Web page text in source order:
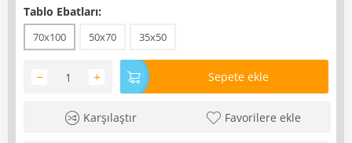
Tablo Ebatları:
70x100 50x70 35x50
+
− Sepete ekle
Karşılaştır Favorilere ekle